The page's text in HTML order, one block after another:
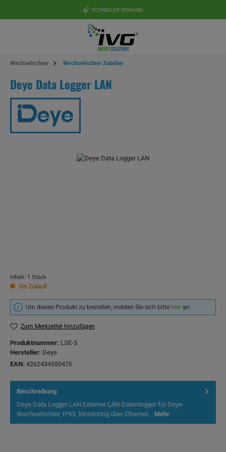
SCHNELLER VERSAND
Wechselrichter Wechselrichter Zubehör
Deye Data Logger LAN
Bildergalerie überspringen
Inhalt: 1 Stück
Im Zulauf
Um dieses Produkt zu bestellen, melden Sie sich bitte hier an.
Zum Merkzettel hinzufügen
Produktnummer: LSE-3
Hersteller: Deye
EAN: 4262434550476
Beschreibung
Deye Data Logger LAN Externer LAN-Datenlogger für Deye-
Wechselrichter, IP65, Monitoring über Ethernet… Mehr